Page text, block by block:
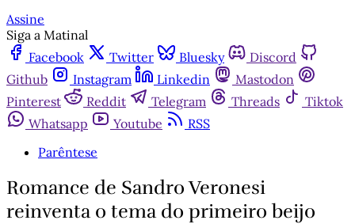
Assine
Siga a Matinal
Facebook
Twitter Bluesky
Discord
Github
Instagram Linkedin
Mastodon
Pinterest
Reddit Telegram Threads
Tiktok
Whatsapp
Youtube
RSS
Parêntese
Romance de Sandro Veronesi
reinventa o tema do primeiro beijo